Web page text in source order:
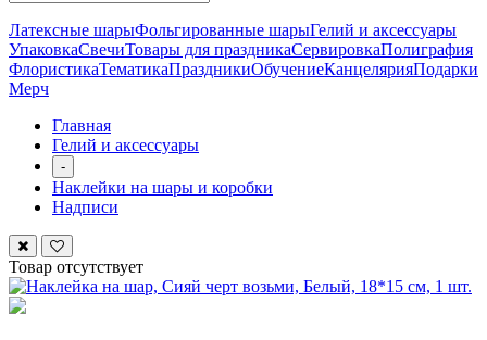
Латексные шарыФольгированные шарыГелий и аксессуары
УпаковкаСвечиТовары для праздникаСервировкаПолиграфия
ФлористикаТематикаПраздникиОбучениеКанцелярияПодарки
Мерч
Главная
Гелий и аксессуары
-
Наклейки на шары и коробки
Надписи
Товар отсутствует